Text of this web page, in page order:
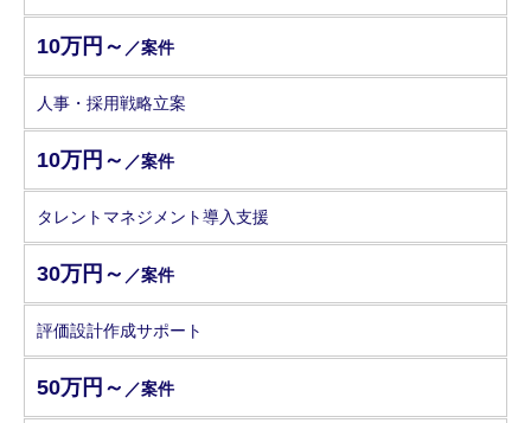
10万円～ ／案件
人事・採用戦略立案
10万円～ ／案件
タレントマネジメント導入支援
30万円～ ／案件
評価設計作成サポート
50万円～ ／案件